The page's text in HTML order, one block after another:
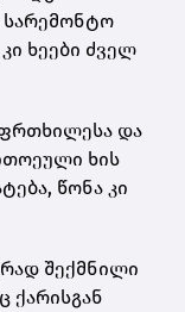
სარემონტო
ხეები ძველ
და
ხის
წონა კი
შექმნილი
ქარისგან